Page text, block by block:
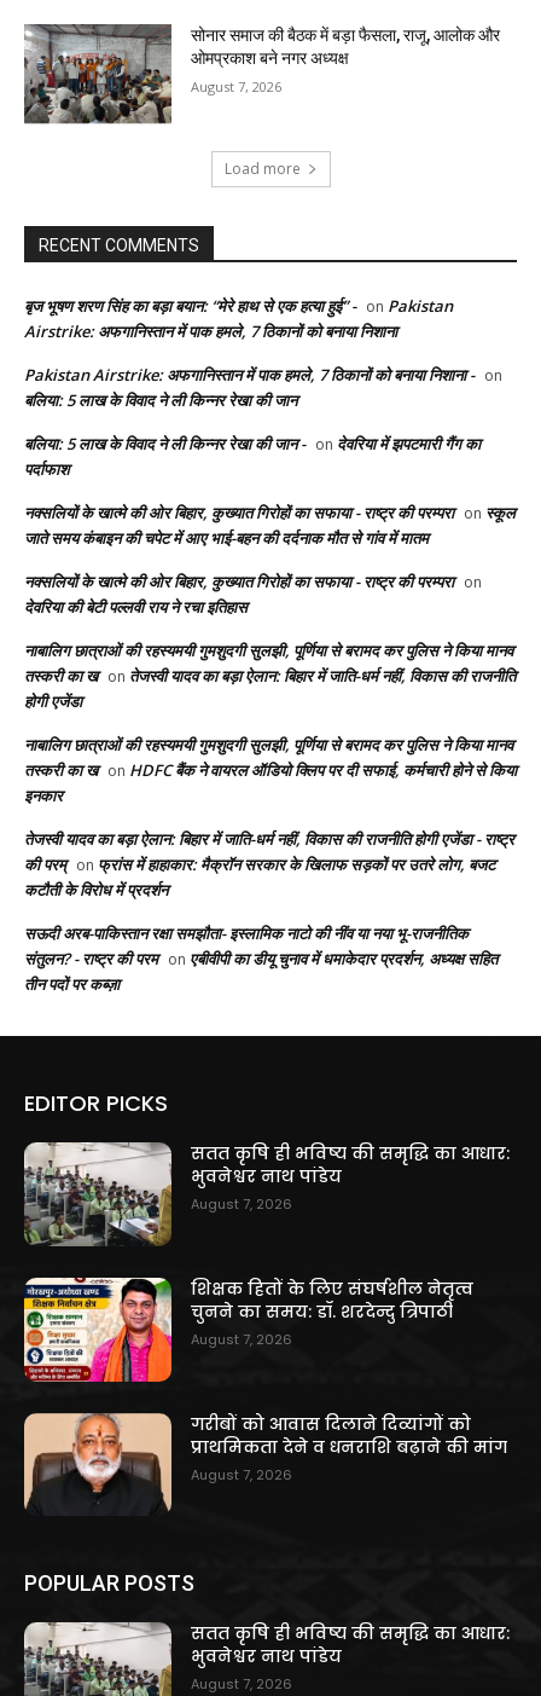
सोनार समाज की बैठक में बड़ा फैसला, राजू, आलोक और
ओमप्रकाश बने नगर अध्यक्ष
August 7, 2026
Load more
RECENT COMMENTS
बृज भूषण शरण सिंह का बड़ा बयान: “मेरे हाथ से एक हत्या हुई” - on Pakistan
Airstrike: अफगानिस्तान में पाक हमले, 7 ठिकानों को बनाया निशाना
Pakistan Airstrike: अफगानिस्तान में पाक हमले, 7 ठिकानों को बनाया निशाना - on
बलिया: 5 लाख के विवाद ने ली किन्नर रेखा की जान
बलिया: 5 लाख के विवाद ने ली किन्नर रेखा की जान - on देवरिया में झपटमारी गैंग का
पर्दाफाश
नक्सलियों के खात्मे की ओर बिहार, कुख्यात गिरोहों का सफाया - राष्ट्र की परम्परा on स्कूल
जाते समय कंबाइन की चपेट में आए भाई-बहन की दर्दनाक मौत से गांव में मातम
नक्सलियों के खात्मे की ओर बिहार, कुख्यात गिरोहों का सफाया - राष्ट्र की परम्परा on
देवरिया की बेटी पल्लवी राय ने रचा इतिहास
नाबालिग छात्राओं की रहस्यमयी गुमशुदगी सुलझी, पूर्णिया से बरामद कर पुलिस ने किया मानव
तस्करी का ख on तेजस्वी यादव का बड़ा ऐलान: बिहार में जाति-धर्म नहीं, विकास की राजनीति
होगी एजेंडा
नाबालिग छात्राओं की रहस्यमयी गुमशुदगी सुलझी, पूर्णिया से बरामद कर पुलिस ने किया मानव
तस्करी का ख on HDFC बैंक ने वायरल ऑडियो क्लिप पर दी सफाई, कर्मचारी होने से किया
इनकार
तेजस्वी यादव का बड़ा ऐलान: बिहार में जाति-धर्म नहीं, विकास की राजनीति होगी एजेंडा - राष्ट्र
की परम् on फ्रांस में हाहाकार: मैक्रॉन सरकार के खिलाफ सड़कों पर उतरे लोग, बजट
कटौती के विरोध में प्रदर्शन
सऊदी अरब-पाकिस्तान रक्षा समझौता- इस्लामिक नाटो की नींव या नया भू-राजनीतिक
संतुलन? - राष्ट्र की परम on एबीवीपी का डीयू चुनाव में धमाकेदार प्रदर्शन, अध्यक्ष सहित
तीन पदों पर कब्ज़ा
EDITOR PICKS
सतत कृषि ही भविष्य की समृद्धि का आधार:
भुवनेश्वर नाथ पांडेय
August 7, 2026
शिक्षक हितों के लिए संघर्षशील नेतृत्व
चुनने का समय: डॉ. शरदेन्दु त्रिपाठी
August 7, 2026
गरीबों को आवास दिलाने दिव्यांगों को
प्राथमिकता देने व धनराशि बढ़ाने की मांग
August 7, 2026
POPULAR POSTS
सतत कृषि ही भविष्य की समृद्धि का आधार:
भुवनेश्वर नाथ पांडेय
August 7, 2026